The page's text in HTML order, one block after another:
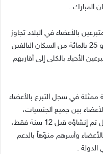
المبارك .
بالأعضاء في البلاد تجاوز
530 ألف متبرع مُسجل، وهو ما يمثل نحو 25 بالمائة من السكان البالغين
الأحياء بالكلى إلى أقاربهم
أن هناك أكثر من 100 جنسية ممثلة في سجل التبرع بالأعضاء
بين جميع الجنسيات،
وهو ما يمثل إنجازاً فريداً خاصةً وأن السجل تم إنشاؤه قبل 12 سنة فقط،
وأسرهم منوّهاً بالدعم
الدولة .